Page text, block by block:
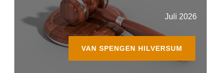
Juli 2026
VAN SPENGEN HILVERSUM